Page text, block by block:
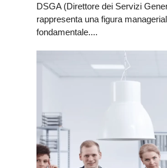
DSGA (Direttore dei Servizi
rappresenta una figura
fondamentale....